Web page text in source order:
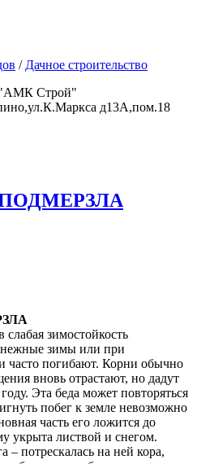
/Дачное строительство
Строй"
д13А,пом.18
зимостойкость
зимы или при
часто погибают. Корни обычно
вновь отрастают, но дадут
Эта беда может повторяться
побег к земле невозможно
часть его ложится до
укрыта листвой и снегом.
– потрескалась на ней кора,